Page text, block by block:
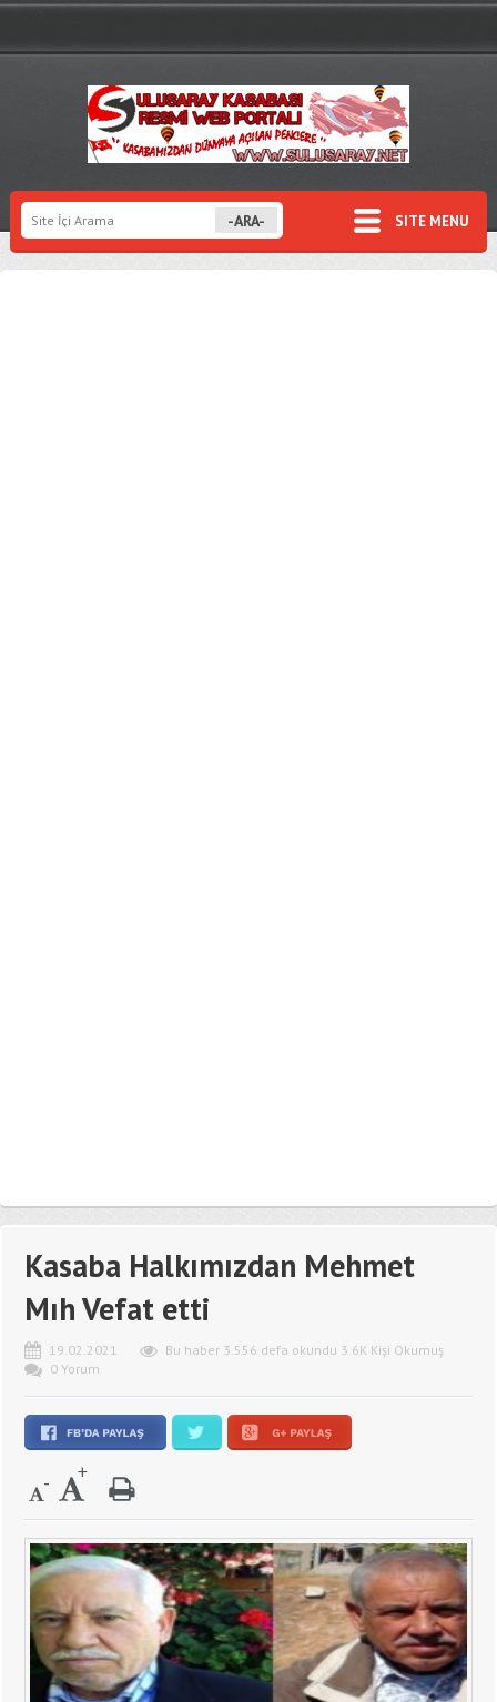
SITE MENU
Kasaba Halkımızdan Mehmet
Mıh Vefat etti
19.02.2021
Bu haber 3.556 defa okundu 3.6K Kişi Okumuş
0 Yorum